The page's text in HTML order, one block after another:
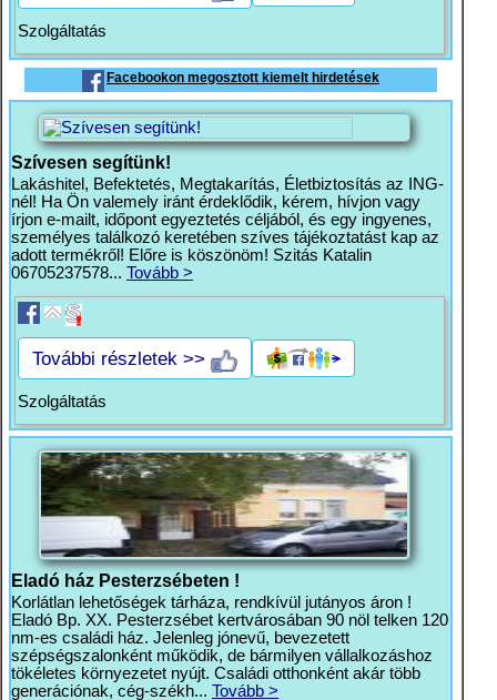
Szolgáltatás
Facebookon megosztott kiemelt hirdetések
Szívesen segítünk!
Lakáshitel, Befektetés, Megtakarítás, Életbiztosítás az ING-
nél! Ha Ön valemely iránt érdeklődik, kérem, hívjon vagy
írjon e-mailt, időpont egyeztetés céljából, és egy ingyenes,
személyes találkozó keretében szíves tájékoztatást kap az
adott termékről! Előre is köszönöm! Szitás Katalin
06705237578... Tovább >
További részletek >>
Szolgáltatás
Eladó ház Pesterzsébeten !
Korlátlan lehetőségek tárháza, rendkívül jutányos áron !
Eladó Bp. XX. Pesterzsébet kertvárosában 90 nöl telken 120
nm-es családi ház. Jelenleg jónevű, bevezetett
szépségszalonként működik, de bármilyen vállalkozáshoz
tökéletes környezetet nyújt. Családi otthonként akár több
generációnak, cég-székh... Tovább >